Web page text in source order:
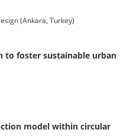
(Ankara, Turkey)
to foster sustainable urban
model within circular